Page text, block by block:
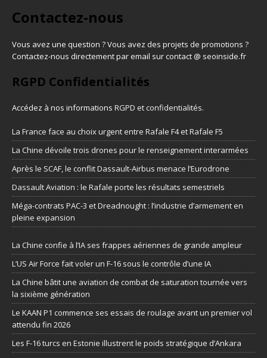
Contactez-nous
Vous avez une question ? Vous avez des projets de promotions ?
Contactez-nous directement par email sur contact @ seoinside.fr
RGPD Confidentialités
Accédez à nos informations RGPD et confidentialités.
La France face au choix urgent entre Rafale F4 et Rafale F5
La Chine dévoile trois drones pour le renseignement interarmées
Après le SCAF, le conflit Dassault-Airbus menace l’Eurodrone
Dassault Aviation : le Rafale porte les résultats semestriels
Méga-contrats PAC-3 et Dreadnought : l’industrie d’armement en
pleine expansion
La Chine confie à l’IA ses frappes aériennes de grande ampleur
L’US Air Force fait voler un F-16 sous le contrôle d’une IA
La Chine bâtit une aviation de combat de saturation tournée vers
la sixième génération
Le KAAN P1 commence ses essais de roulage avant un premier vol
attendu fin 2026
Les F-16 turcs en Estonie illustrent le poids stratégique d’Ankara